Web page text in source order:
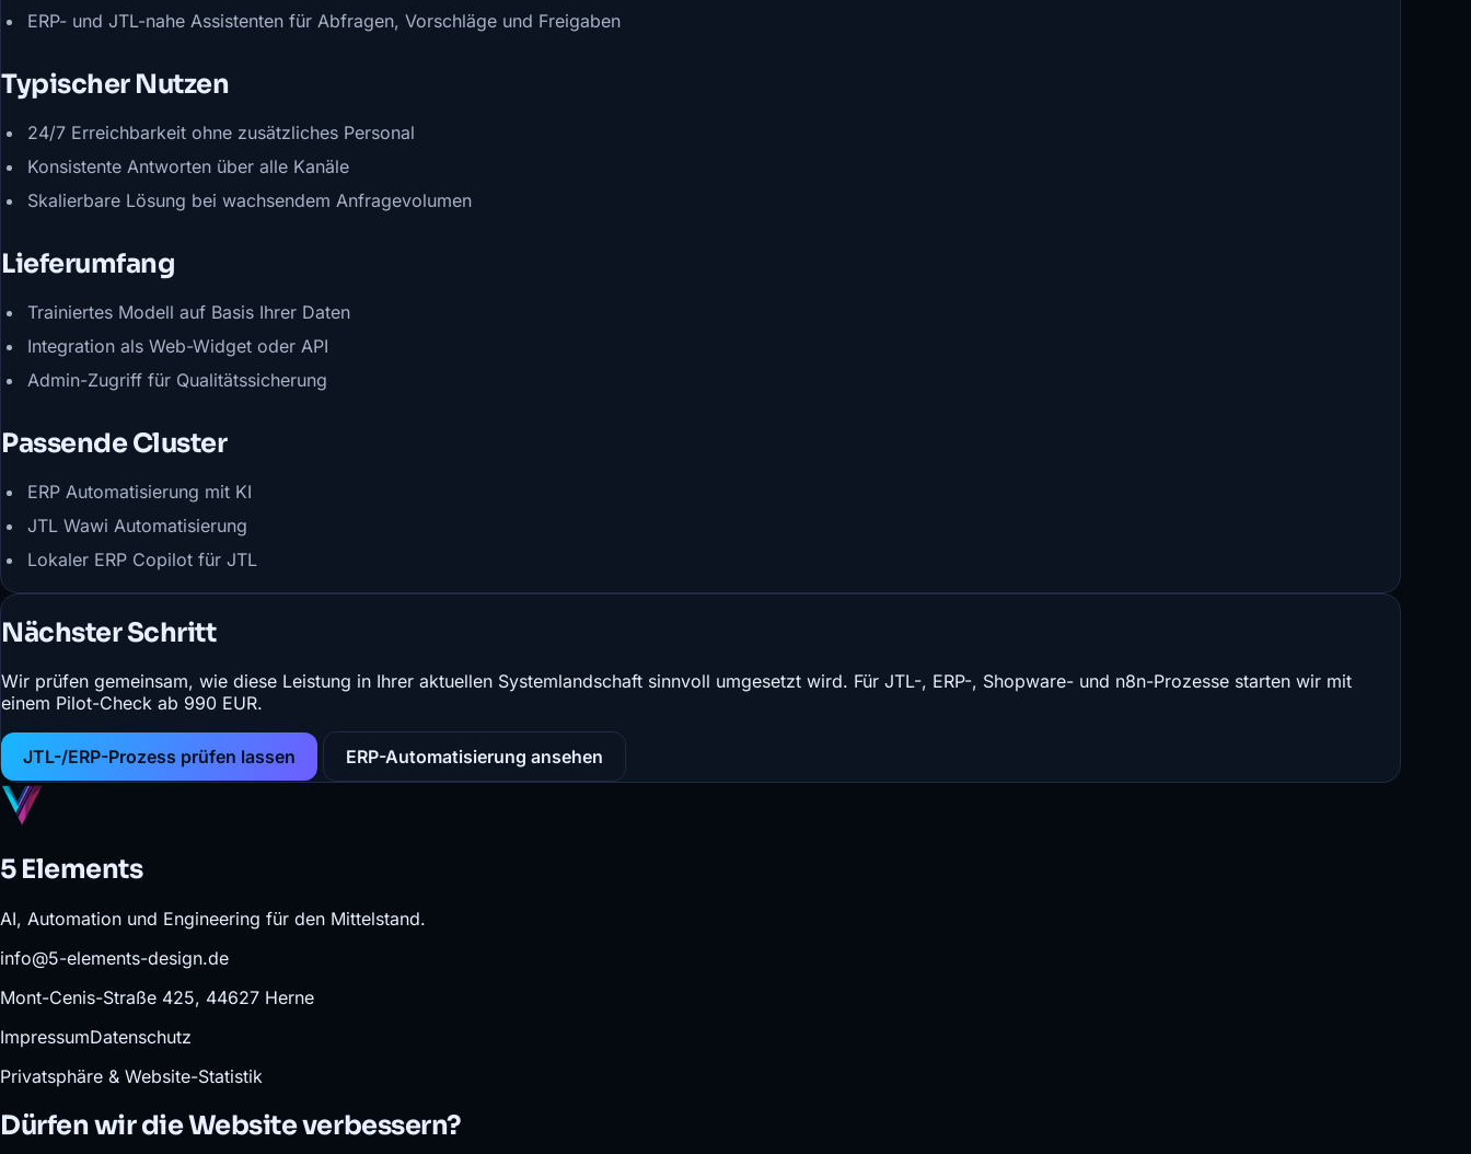
ERP- und JTL-nahe Assistenten für Abfragen, Vorschläge und Freigaben
Typischer Nutzen
24/7 Erreichbarkeit ohne zusätzliches Personal
Konsistente Antworten über alle Kanäle
Skalierbare Lösung bei wachsendem Anfragevolumen
Lieferumfang
Trainiertes Modell auf Basis Ihrer Daten
Integration als Web-Widget oder API
Admin-Zugriff für Qualitätssicherung
Passende Cluster
ERP Automatisierung mit KI
JTL Wawi Automatisierung
Lokaler ERP Copilot für JTL
Nächster Schritt
Wir prüfen gemeinsam, wie diese Leistung in Ihrer aktuellen Systemlandschaft sinnvoll umgesetzt wird. Für JTL-, ERP-, Shopware- und n8n-Prozesse starten wir mit
einem Pilot-Check ab 990 EUR.
JTL-/ERP-Prozess prüfen lassen ERP-Automatisierung ansehen
5 Elements
AI, Automation und Engineering für den Mittelstand.
info@5-elements-design.de
Mont-Cenis-Straße 425, 44627 Herne
ImpressumDatenschutz
Privatsphäre & Website-Statistik
Dürfen wir die Website verbessern?